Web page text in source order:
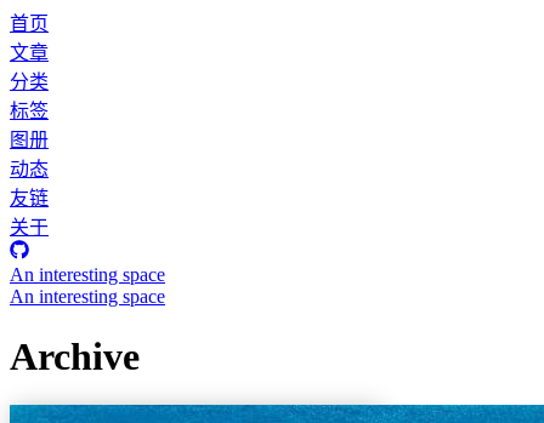
首页
文章
分类
标签
图册
动态
友链
关于
An interesting space
An interesting space
Archive